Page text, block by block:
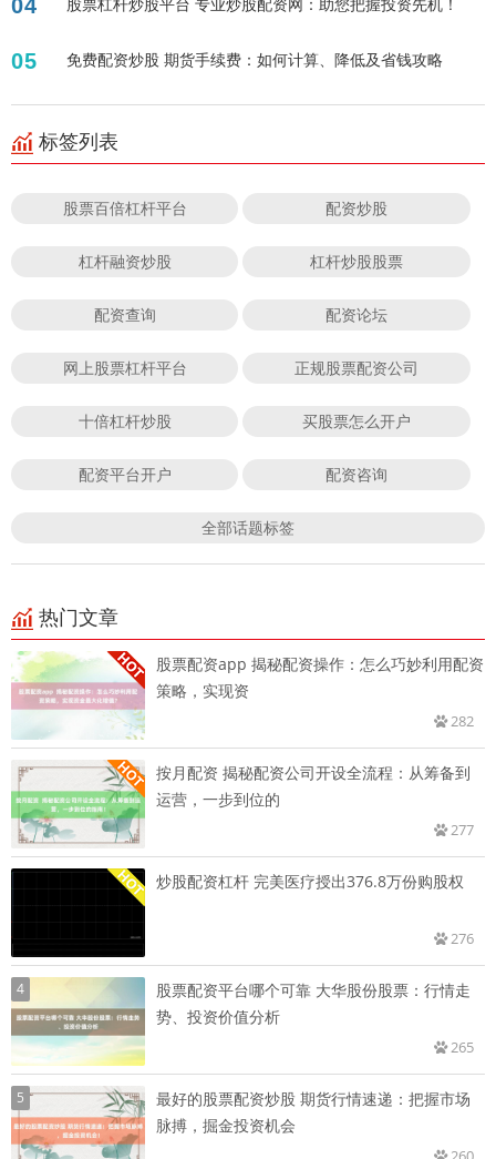
04
05 免费配资炒股 期货手续费：如何计算、降低及省钱攻略
标签列表
股票百倍杠杆平台 配资炒股
杠杆融资炒股 杠杆炒股股票
配资查询 配资论坛
网上股票杠杆平台 正规股票配资公司
十倍杠杆炒股 买股票怎么开户
配资平台开户 配资咨询
全部话题标签
热门文章
股票配资app 揭秘配资操作：怎么巧妙利用配资
策略，实现资
282
按月配资 揭秘配资公司开设全流程：从筹备到
运营，一步到位的
277
炒股配资杠杆 完美医疗授出376.8万份购股权
276
4
股票配资平台哪个可靠 大华股份股票：行情走
势、投资价值分析
265
5
最好的股票配资炒股 期货行情速递：把握市场
脉搏，掘金投资机会